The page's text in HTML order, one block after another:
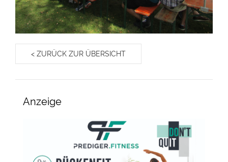
< ZURÜCK ZUR ÜBERSICHT
Anzeige